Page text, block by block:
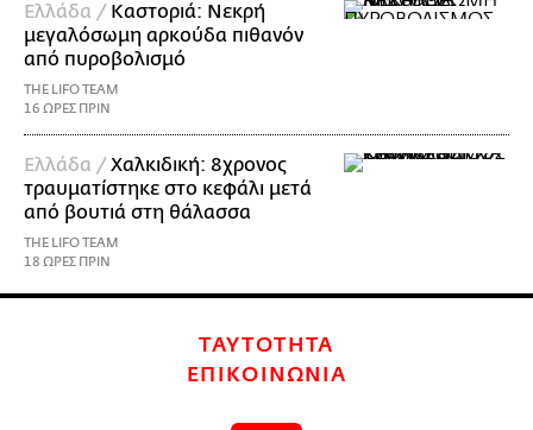
Ελλάδα / Καστοριά: Νεκρή
μεγαλόσωμη αρκούδα πιθανόν
από πυροβολισμό
THE LIFO TEAM
16 ΩΡΕΣ ΠΡΙΝ
Ελλάδα / Χαλκιδική: 8χρονος
τραυματίστηκε στο κεφάλι μετά
από βουτιά στη θάλασσα
THE LIFO TEAM
18 ΩΡΕΣ ΠΡΙΝ
ΤΑΥΤΟΤΗΤΑ
ΕΠΙΚΟΙΝΩΝΙΑ